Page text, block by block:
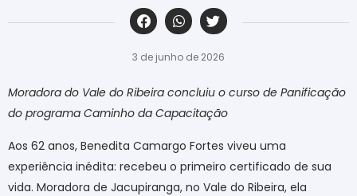
‎ ‎ ‎ ‎ ‎ ‎ ‎ ‎ ‎ ‎ ‎ ‎ ‎ ‎ ‎ ‎ ‎ ‎ ‎ ‎ ‎ ‎ ‎ ‎ ‎ ‎ ‎ ‎ ‎ ‎ ‎
3 de junho de 2026
Moradora do Vale do Ribeira concluiu o curso de Panificação
do programa Caminho da Capacitação
Aos 62 anos, Benedita Camargo Fortes viveu uma
experiência inédita: recebeu o primeiro certificado de sua
vida. Moradora de Jacupiranga, no Vale do Ribeira, ela